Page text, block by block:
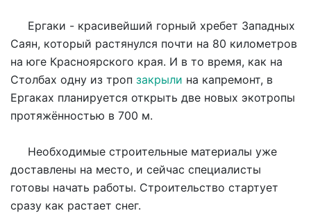
Ергаки - красивейший горный хребет Западных
Саян, который растянулся почти на 80 километров
на юге Красноярского края. И в то время, как на
Столбах одну из троп закрыли на капремонт, в
Ергаках планируется открыть две новых экотропы
протяжённостью в 700 м.
Необходимые строительные материалы уже
доставлены на место, и сейчас специалисты
готовы начать работы. Строительство стартует
сразу как растает снег.